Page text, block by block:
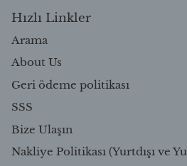
Hızlı Linkler
Arama
About Us
Geri ödeme politikası
SSS
Bize Ulaşın
Nakliye Politikası (Yurtdışı ve